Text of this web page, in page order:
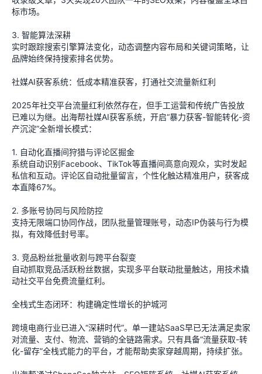
标市场。
3. 智能算法深耕
实时跟踪搜索引擎算法变化，动态调整内容布局和关键词策略，让
品牌始终保持搜索排名优势。
社媒AI获客系统：低成本精准获客，打通社交流量新红利
2025年社交平台流量红利依然存在，但手工运营和传统广告投放
已难以为继。出海帮社媒AI获客系统，开启“暴力获客-智能转化-资
产沉淀”全新增长模式：
1. 自动化直播间狩猎与评论区掘金
系统自动识别Facebook、TikTok等直播间高意向观众，实时发起
私信和互动。评论区自动批量留言，个性化触达精准用户，获客成
本直降67%。
2. 多账号协同与风险防控
支持无限端口协同作战，团队批量管理账号，动态IP伪装与行为模
拟，有效降低封号率。
3. 竞品粉丝批量收割与跨平台裂变
自动抓取竞品活跃粉丝数据，实现多平台联动批量触达，用技术撬
动社交平台免费流量红利。
全栈式生态闭环：构建确定性增长的护城河
跨境电商行业已进入“深耕时代”。单一建站SaaS早已无法满足卖家
对流量、支付、物流、营销的全链路需求。只有具备“流量获取-转
化-留存”全栈式能力的平台，才能帮助卖家穿越周期，持续扩张。